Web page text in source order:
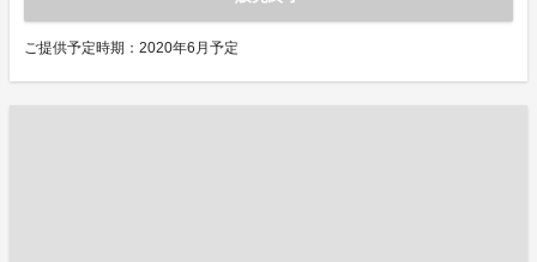
ご提供予定時期：2020年6月予定